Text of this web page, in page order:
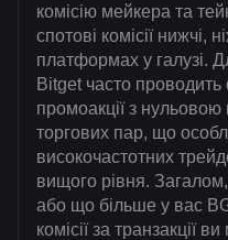
комісію мейкера та
спотові комісії нижчі,
платформах у галузі.
Bitget часто
промоакції з
торгових пар, що
високочастотних
вищого рівня.
або що більше у вас
комісії за транзакції